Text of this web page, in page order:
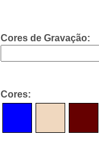
Cores de Gravação:
Cores: